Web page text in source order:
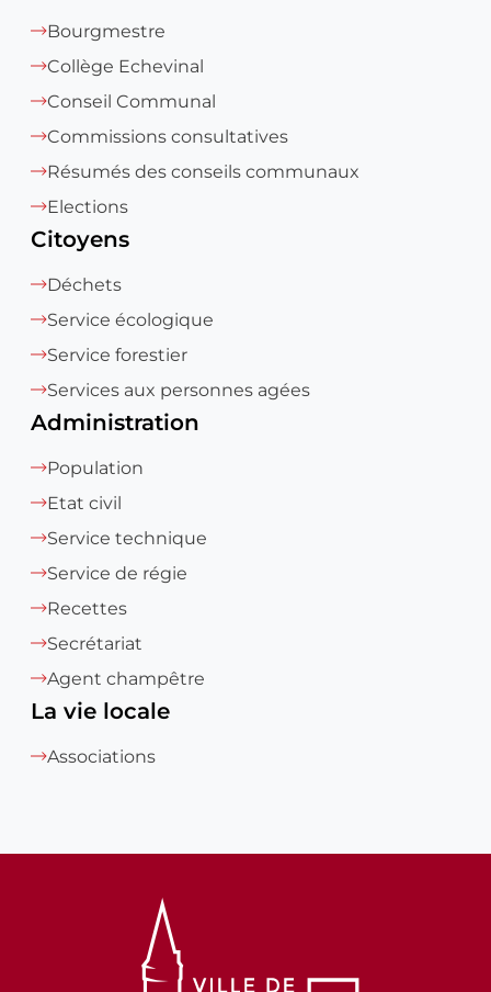
Bourgmestre
Collège Echevinal
Conseil Communal
Commissions consultatives
Résumés des conseils communaux
Elections
Citoyens
Déchets
Service écologique
Service forestier
Services aux personnes agées
Administration
Population
Etat civil
Service technique
Service de régie
Recettes
Secrétariat
Agent champêtre
La vie locale
Associations